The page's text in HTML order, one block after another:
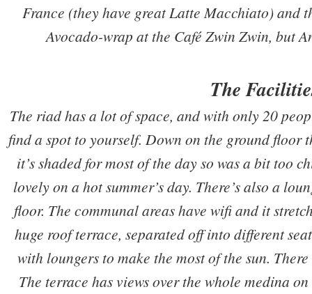
France (they have great Latte Macchiato) and
Avocado-wrap at the Café Zwin Zwin, but
The
The riad has a lot of space, and with only 20
find a spot to yourself. Down on the ground floor
it’s shaded for most of the day so was a bit too
lovely on a hot summer’s day. There’s also a
floor. The communal areas have wifi and it
huge roof terrace, separated off into different
with loungers to make the most of the sun.
The terrace has views over the whole medina